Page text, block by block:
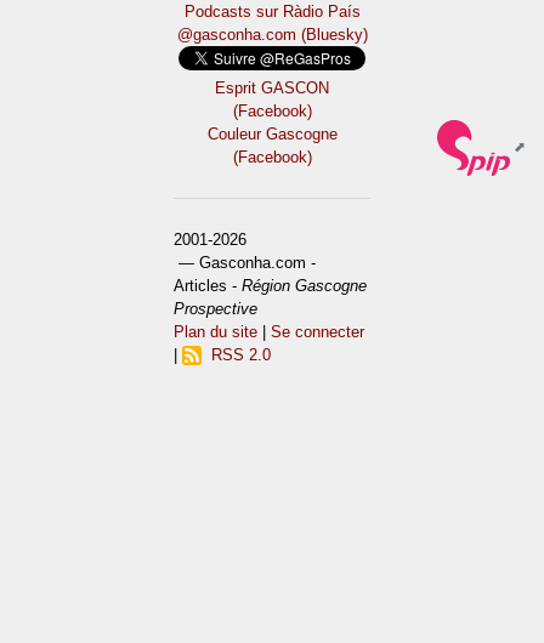
Podcasts sur Ràdio País
@gasconha.com (Bluesky)
Esprit GASCON
(Facebook)
Couleur Gascogne
(Facebook)
2001-2026
— Gasconha.com -
Articles -Région Gascogne
Prospective
Plan du site |Se connecter
RSS 2.0